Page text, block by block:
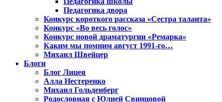
Педагогика двора
Конкурс короткого рассказа «Сестра таланта»
Конкурс «Во весь голос»
Конкурс новой драматургии «Ремарка»
Каким мы помним август 1991-го…
Михаил Швейцер
Блоги
Блог Лицея
Алла Нестеренко
Михаил Гольденберг
Родословная с Юлией Свинцовой